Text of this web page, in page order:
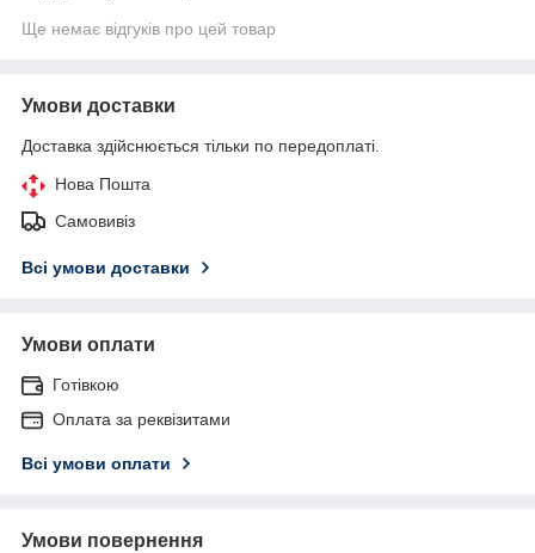
Ще немає відгуків про цей товар
Умови доставки
Доставка здійснюється тільки по передоплаті.
Нова Пошта
Самовивіз
Всі умови доставки
Умови оплати
Готівкою
Оплата за реквізитами
Всі умови оплати
Умови повернення